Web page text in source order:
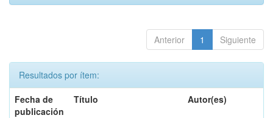
Anterior 1 Siguiente
Resultados por ítem:
Fecha de
publicación
Título Autor(es)